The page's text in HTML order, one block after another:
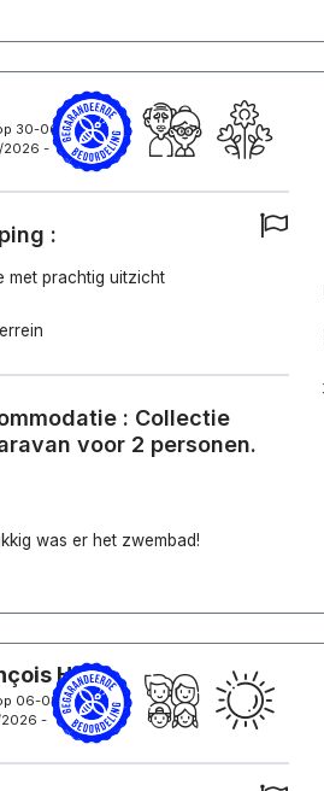
30-06-2026
2026 -
:
met prachtig uitzicht
: Collectie
voor 2 personen.
was er het zwembad!
H.
06-08-2026
-